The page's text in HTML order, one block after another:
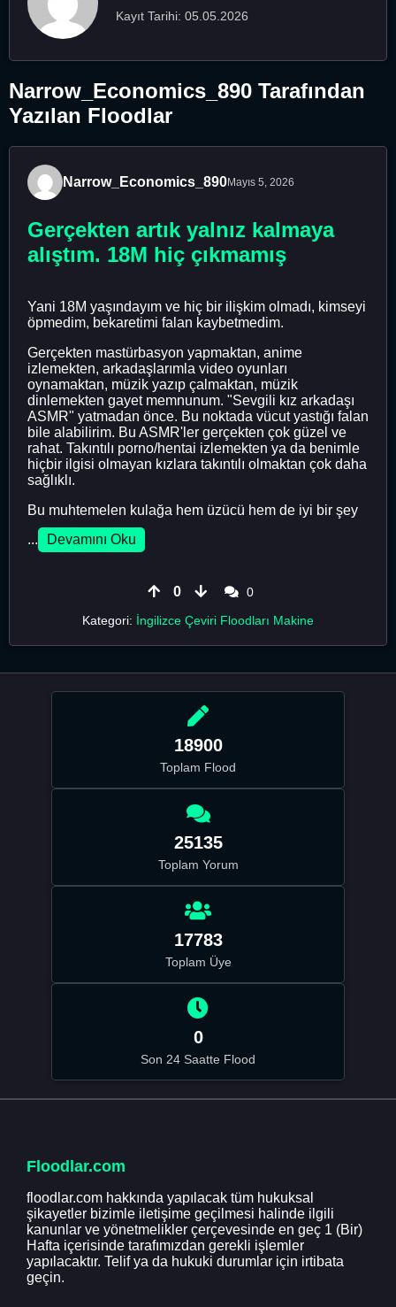
Kayıt Tarihi: 05.05.2026
Narrow_Economics_890 Tarafından
Yazılan Floodlar
Narrow_Economics_890Mayıs 5, 2026
Gerçekten artık yalnız kalmaya
alıştım. 18M hiç çıkmamış
Yani 18M yaşındayım ve hiç bir ilişkim olmadı, kimseyi
öpmedim, bekaretimi falan kaybetmedim.
Gerçekten mastürbasyon yapmaktan, anime
izlemekten, arkadaşlarımla video oyunları
oynamaktan, müzik yazıp çalmaktan, müzik
dinlemekten gayet memnunum. "Sevgili kız arkadaşı
ASMR" yatmadan önce. Bu noktada vücut yastığı falan
bile alabilirim. Bu ASMR'ler gerçekten çok güzel ve
rahat. Takıntılı porno/hentai izlemekten ya da benimle
hiçbir ilgisi olmayan kızlara takıntılı olmaktan çok daha
sağlıklı.
Bu muhtemelen kulağa hem üzücü hem de iyi bir şey
...
Devamını Oku
0
0
Kategori: İngilizce Çeviri Floodları Makine
18900
Toplam Flood
25135
Toplam Yorum
17783
Toplam Üye
0
Son 24 Saatte Flood
Floodlar.com
floodlar.com hakkında yapılacak tüm hukuksal
şikayetler bizimle iletişime geçilmesi halinde ilgili
kanunlar ve yönetmelikler çerçevesinde en geç 1 (Bir)
Hafta içerisinde tarafımızdan gerekli işlemler
yapılacaktır. Telif ya da hukuki durumlar için irtibata
geçin.